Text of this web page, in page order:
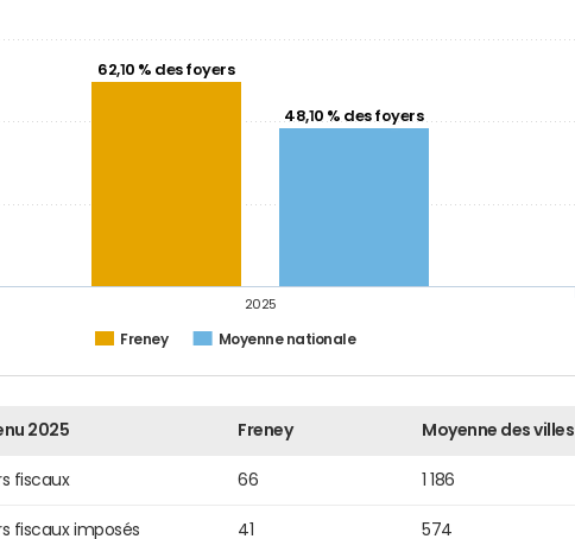
62,10 % des foyers
48,10 % des foyers
Freney Moyenne nationale
2025
2025 Freney Moyenne des villes
fiscaux 66 1 186
fiscaux imposés 41 574